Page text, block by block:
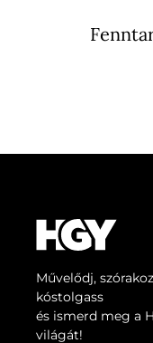
Művelődj,
kóstolgass
és ismerd meg a
világát!